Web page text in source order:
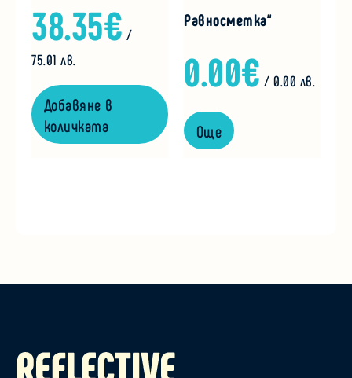
38.35€ /
75.01 лв.
Добавяне в
количката
Равносметка“
0.00€ / 0.00 лв.
Още